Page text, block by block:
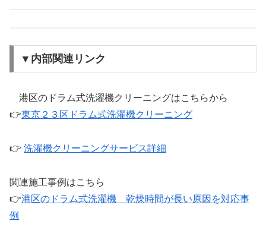
▼内部関連リンク
港区のドラム式洗濯機クリーニングはこちらから
👉東京２３区ドラム式洗濯機クリーニング
👉 洗濯機クリーニングサービス詳細
関連施工事例はこちら
👉港区のドラム式洗濯機 乾燥時間が長い原因を対応事
例